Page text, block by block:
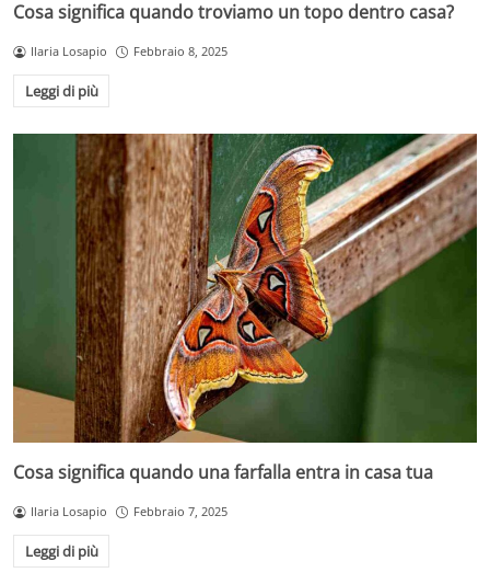
Cosa significa quando troviamo un topo dentro casa?
Ilaria Losapio Febbraio 8, 2025
Leggi di più
Cosa significa quando una farfalla entra in casa tua
Ilaria Losapio Febbraio 7, 2025
Leggi di più